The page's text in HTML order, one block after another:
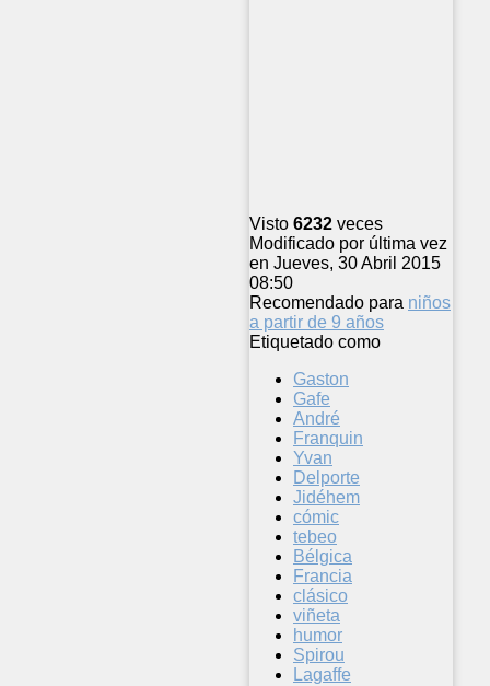
Visto 6232 veces
Modificado por última vez
en Jueves, 30 Abril 2015
08:50
Recomendado para niños
a partir de 9 años
Etiquetado como
Gaston
Gafe
André
Franquin
Yvan
Delporte
Jidéhem
cómic
tebeo
Bélgica
Francia
clásico
viñeta
humor
Spirou
Lagaffe